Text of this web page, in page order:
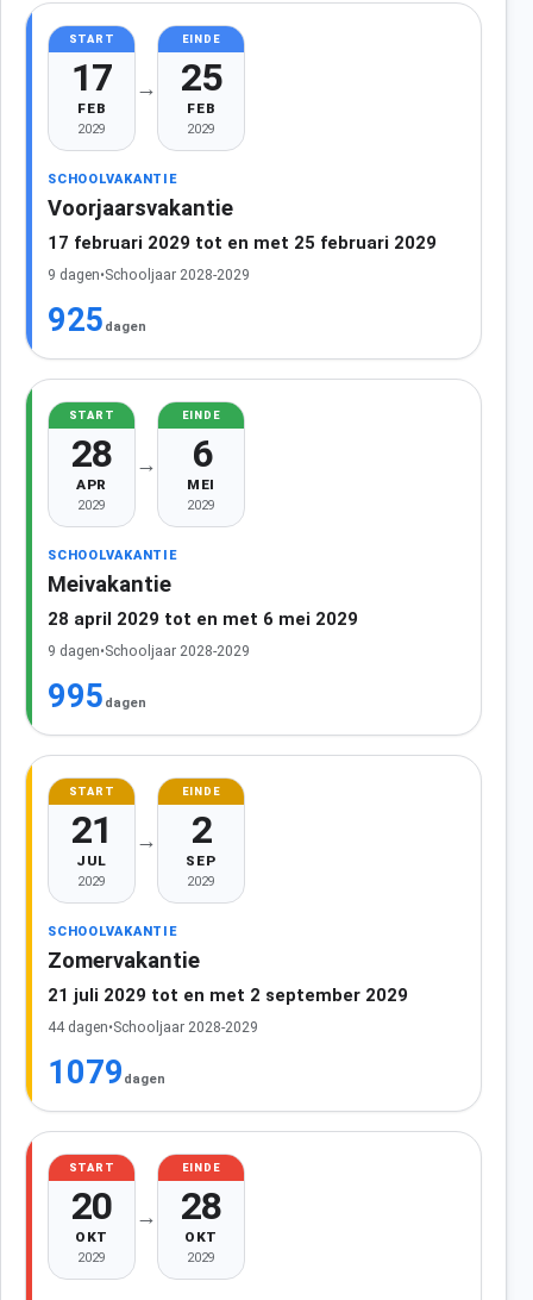
START
17
FEB
2029
→
EINDE
25
FEB
2029
SCHOOLVAKANTIE
Voorjaarsvakantie
17 februari 2029 tot en met 25 februari 2029
9 dagen•Schooljaar 2028-2029
925 dagen
START
28
APR
2029
→
EINDE
6
MEI
2029
SCHOOLVAKANTIE
Meivakantie
28 april 2029 tot en met 6 mei 2029
9 dagen•Schooljaar 2028-2029
995 dagen
START
21
JUL
2029
→
EINDE
2
SEP
2029
SCHOOLVAKANTIE
Zomervakantie
21 juli 2029 tot en met 2 september 2029
44 dagen•Schooljaar 2028-2029
1079 dagen
START
20
OKT
2029
→
EINDE
28
OKT
2029